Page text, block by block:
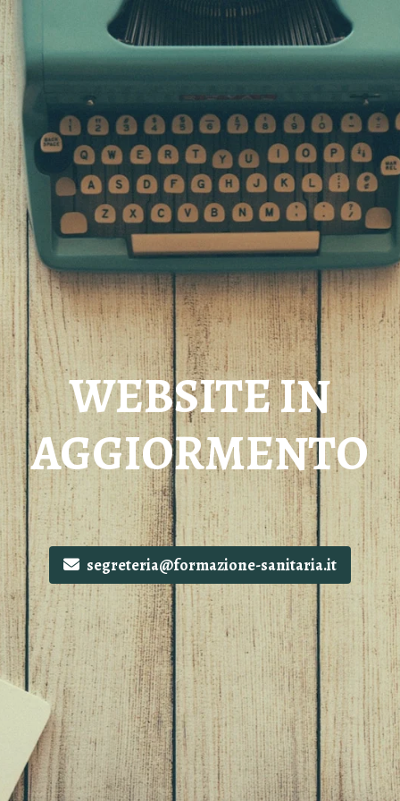
WEBSITE IN
AGGIORMENTO
segreteria@formazione-sanitaria.it